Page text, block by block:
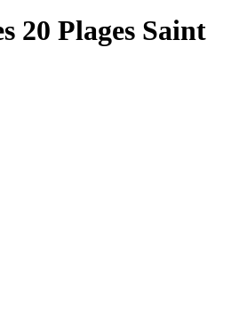
20 Plages Saint